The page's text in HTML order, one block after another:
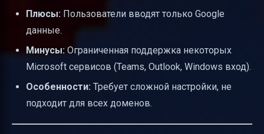
Плюсы: Пользователи вводят только Google
данные.
Минусы: Ограниченная поддержка некоторых
Microsoft сервисов (Teams, Outlook, Windows вход).
Особенности: Требует сложной настройки, не
подходит для всех доменов.